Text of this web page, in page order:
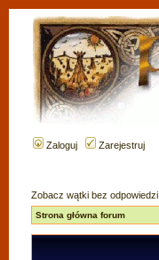
Zaloguj Zarejestruj
Zobacz wątki bez odpowiedzi
Strona główna forum